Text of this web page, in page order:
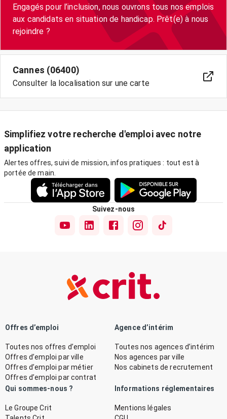
Engagés pour l’inclusion, nous ouvrons tous nos emplois
aux candidats en situation de handicap. Prêt(e) à nous
Cannes (06400)
Consulter la localisation sur une carte
Simplifiez votre recherche d'emploi avec notre
application
Alertes offres, suivi de mission, infos pratiques : tout est à
portée de main.
Suivez-nous
Offres d’emploi
Toutes nos offres d’emploi
Offres d’emploi par ville
Offres d’emploi par métier
Offres d’emploi par contrat
Agence d’intérim
Toutes nos agences d’intérim
Nos agences par ville
Nos cabinets de recrutement
Qui sommes-nous ?
Le Groupe Crit
Informations réglementaires
Mentions légales